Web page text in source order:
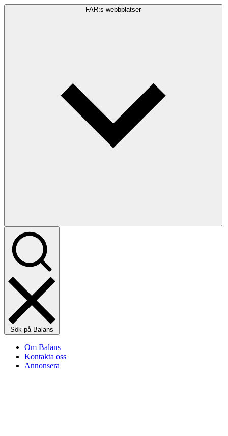
FAR:s webbplatser
Sök på Balans
Om Balans
Kontakta oss
Annonsera